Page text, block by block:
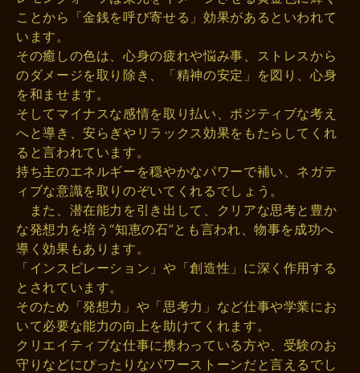
ことから「金銭を呼び寄せる」効果があるといわれて
います。
その癒しの色は、心身の疲れや悩み事、ストレスから
のダメージを取り除き、「精神の安定」を図り、心身
を和ませます。
そしてマイナスな感情を取り払い、ポジティブな考え
へと導き、安らぎやリラックス効果をもたらしてくれ
ると言われています。
持ち主のエネルギーを穏やかなパワーで補い、ネガテ
ィブな意識を取りのぞいてくれるでしょう。
また、潜在能力を引き出して、クリアな思考と豊か
な発想力を培う“知恵の石”とも言われ、物事を成功へ
導く効果もあります。
「インスピレーション」や「創造性」に深く作用する
とされています。
そのため「発想力」や「思考力」など仕事や学業にお
いて必要な能力の向上を助けてくれます。
クリエイティブな仕事に携わっている方や、受験のお
守りなどにぴったりなパワーストーンだと言えるでし